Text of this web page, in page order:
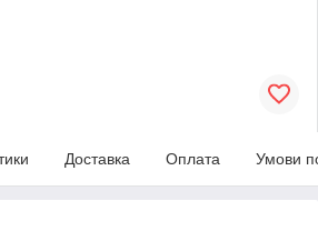
Доставка Оплата Умови